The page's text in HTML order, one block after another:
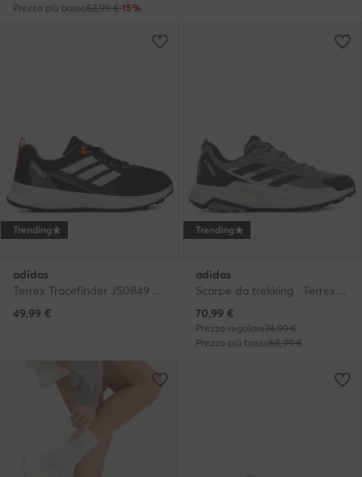
Prezzo più basso52,99 €-15%
Trending
adidas
Terrex Tracefinder JS0849 · Scarpe da trekking
49,99 €
Trending
adidas
Scarpe da trekking · Terrex Anylander JR9088 · Grigio
Prezzo attuale
70,99 €
Prezzo regolare74,99 €
Prezzo più basso68,99 €